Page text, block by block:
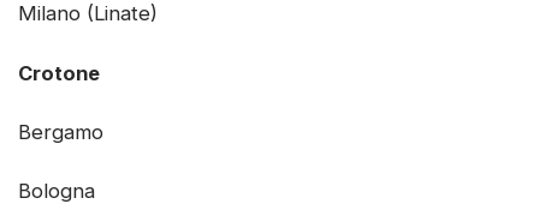
Milano (Linate)
Crotone
Bergamo
Bologna